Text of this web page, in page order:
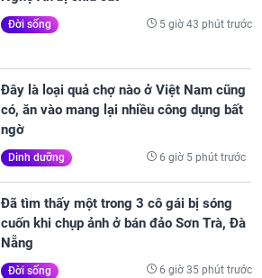
Đời sống 5 giờ 43 phút trước
Đây là loại quả chợ nào ở Việt Nam cũng
có, ăn vào mang lại nhiều công dụng bất
ngờ
Dinh dưỡng 6 giờ 5 phút trước
Đã tìm thấy một trong 3 cô gái bị sóng
cuốn khi chụp ảnh ở bán đảo Sơn Trà, Đà
Nẵng
Đời sống 6 giờ 35 phút trước